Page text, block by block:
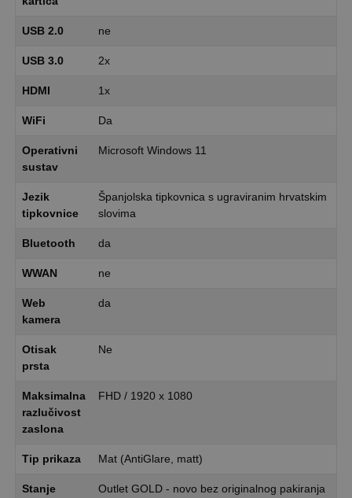
USB 2.0 ne
USB 3.0 2x
HDMI 1x
WiFi Da
Operativni
sustav
Microsoft Windows 11
Jezik
tipkovnice
Španjolska tipkovnica s ugraviranim hrvatskim
slovima
Bluetooth da
WWAN ne
Web
kamera
da
Otisak
prsta
Ne
Maksimalna
razlučivost
zaslona
FHD / 1920 x 1080
Tip prikaza Mat (AntiGlare, matt)
Stanje
Outlet GOLD - novo bez originalnog pakiranja